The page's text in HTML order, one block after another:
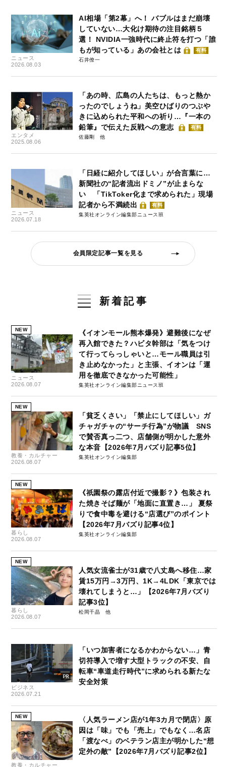
ニュース
2026.08.03
AI相場「第2幕」へ！ バブルはまだ崩壊
していない…大化け期待の注目銘柄５
選！ NVIDIA一強時代に終止符を打つ「誰
もが知っている」あの会社とは
有料
石井僚一
エンタメ
2025.08.06
「あの時、広島の人たちは、もっと熱か
ったのでしょうね」美空ひばりのつぶや
きに込められた平和への祈り…『一本の
鉛筆』で伝えた反戦への意志
有料
佐藤剛
ニュース
2026.07.18
「日経に紹介してほしい」が合言葉に…
新聞社の“記者流出ドミノ”が止まらな
い 「TikToker化まで求められた」現場
記者から不満続出
有料
集英社オンライン編集部ニュース班
会員限定記事一覧を見る
新着記事
NEW
ニュース
2026.08.07
《イオンモール熊本爆発》避難後になぜ
再入館できた？ハビタ幹部は「気をつけ
て行ってらっしゃいと…モール職員は引
き止めなかった」と主張、イオンは「運
用を徹底できなかった可能性」
集英社オンライン編集部ニュース班
NEW
教養・カルチャー
2026.08.07
「貧乏くさい」「禁止にしてほしい」ガ
チャガチャの“サーチ行為”が物議 SNS
で賛否真っ二つ、店舗側が明かした意外
な本音【2026年7月バズり記事5位】
集英社オンライン編集部
NEW
暮らし
2026.08.07
《祇園祭の露店付近で撮影？》包装され
た焼きそば麺が「地面に直置き…」 夏祭
りで食中毒を避ける“店選び”のポイント
【2026年7月バズり記事4位】
集英社オンライン編集部
NEW
暮らし
2026.08.07
人気女流雀士が31歳で八丈島へ移住…家
賃15万円→3万円、1K→4LDK「東京では
壊れてしまうと…」【2026年7月バズり
記事3位】
松岡千晶
ビジネス
2026.07.21
「いつ加害者になるかわからない…」青
切符導入で増す大型トラックの不安、自
転車“車道走行時代”に求められる新たな
安全対策
NEW
教養・カルチャー
〈人気ラーメン店が1年3カ月で閉店〉原
因は「味」でも「売上」でもなく…名店
「渡なべ」のベテラン店主が明かした“想
定外の敵”【2026年7月バズり記事2位】